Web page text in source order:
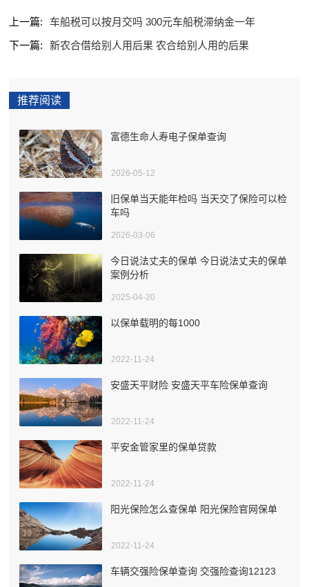
上一篇:
车船税可以按月交吗 300元车船税滞纳金一年
下一篇:
新农合借给别人用后果 农合给别人用的后果
推荐阅读
富德生命人寿电子保单查询
2026-05-12
旧保单当天能年检吗 当天交了保险可以检
车吗
2026-03-06
今日说法丈夫的保单 今日说法丈夫的保单
案例分析
2025-04-20
以保单载明的每1000
2022-11-24
安盛天平财险 安盛天平车险保单查询
2022-11-24
平安金管家里的保单贷款
2022-11-24
阳光保险怎么查保单 阳光保险官网保单
2022-11-24
车辆交强险保单查询 交强险查询12123